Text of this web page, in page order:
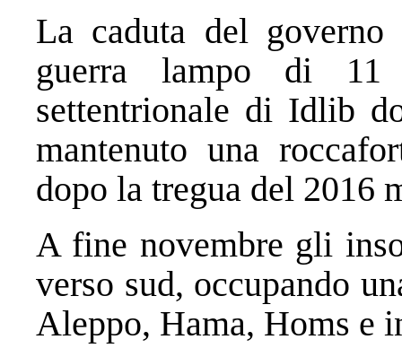
La caduta del
guerra lampo di 11
settentrionale di Idlib
mantenuto una
dopo la tregua del 2016
A fine novembre gli
verso sud, occupando
Aleppo, Hama, Homs e